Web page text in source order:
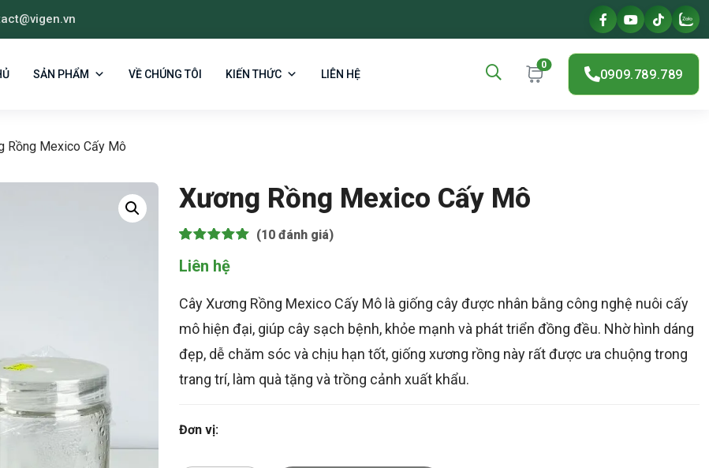
SẢN PHẨM VỀ CHÚNG TÔI KIẾN THỨC LIÊN HỆ
0
0909.789.789
Rồng Mexico Cấy Mô
Xương Rồng Mexico Cấy Mô
trên 5 dựa
trênđánh
(10 đánh giá)
Liên hệ
Cây Xương Rồng Mexico Cấy Mô là giống cây được nhân bằng công nghệ nuôi cấy
mô hiện đại, giúp cây sạch bệnh, khỏe mạnh và phát triển đồng đều. Nhờ hình dáng
đẹp, dễ chăm sóc và chịu hạn tốt, giống xương rồng này rất được ưa chuộng trong
trang trí, làm quà tặng và trồng cảnh xuất khẩu.
Đơn vị: